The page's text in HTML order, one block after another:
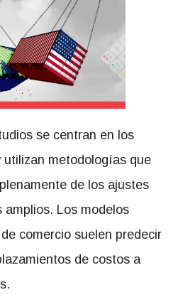
se centran en los
metodologías que
de los ajustes
amplios. Los modelos
comercio suelen predecir
de costos a